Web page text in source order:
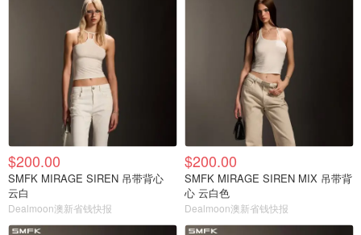
$200.00
SMFK MIRAGE SIREN 吊带背心
云白
Dealmoon澳新省钱快报
$200.00
SMFK MIRAGE SIREN MIX 吊带背
心 云白色
Dealmoon澳新省钱快报